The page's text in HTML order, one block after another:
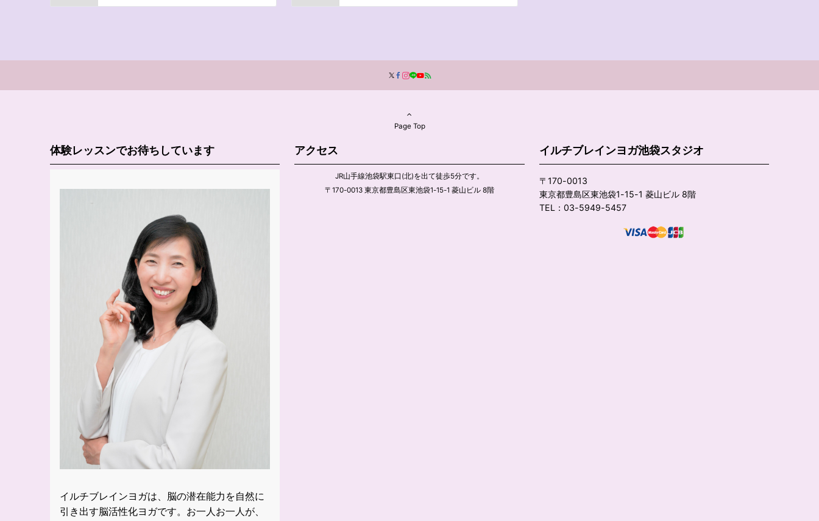
Page Top
体験レッスンでお待ちしています
イルチブレインヨガは、脳の潜在能力を自然に
引き出す脳活性化ヨガです。お一人お一人が、
アクセス
JR山手線池袋駅東口(北)を出て徒歩5分です。
〒170-0013 東京都豊島区東池袋1-15-1 菱山ビル 8階
イルチブレインヨガ池袋スタジオ
〒170-0013
東京都豊島区東池袋1-15-1 菱山ビル 8階
TEL：03-5949-5457